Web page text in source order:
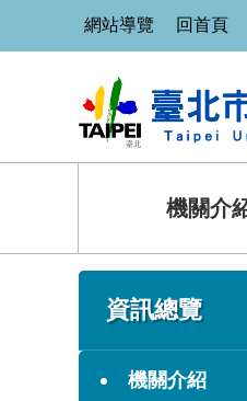
跳到主要內容區塊
:::網站導覽 回首頁
機關介
:::
資訊總覽
機關介紹